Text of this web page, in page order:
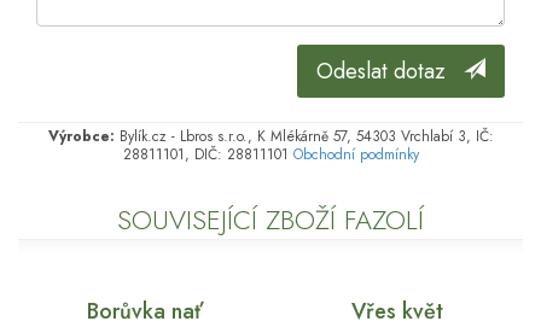
Odeslat dotaz
Výrobce: Bylík.cz - Lbros s.r.o., K Mlékárně 57, 54303 Vrchlabí 3, IČ:
28811101, DIČ: 28811101 Obchodní podmínky
SOUVISEJÍCÍ ZBOŽÍ FAZOLÍ
Borůvka nať Vřes květ